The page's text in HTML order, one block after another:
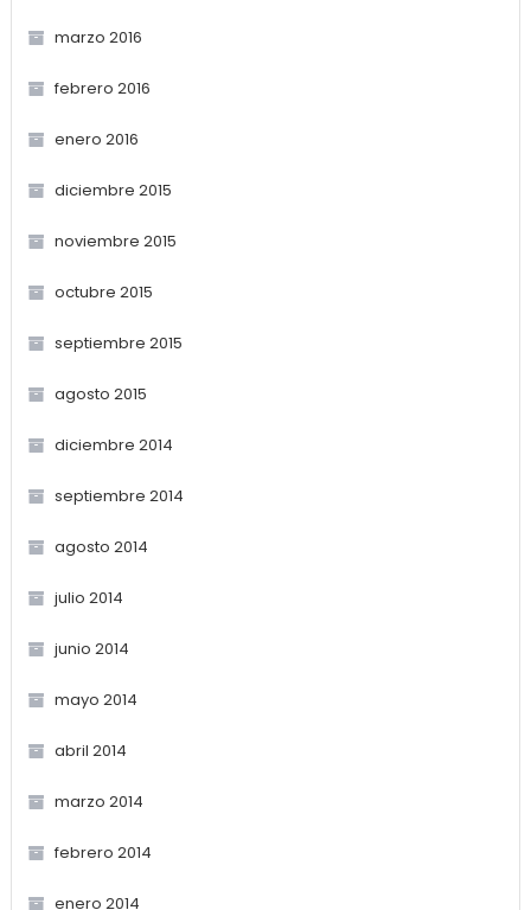
marzo 2016
febrero 2016
enero 2016
diciembre 2015
noviembre 2015
octubre 2015
septiembre 2015
agosto 2015
diciembre 2014
septiembre 2014
agosto 2014
julio 2014
junio 2014
mayo 2014
abril 2014
marzo 2014
febrero 2014
enero 2014